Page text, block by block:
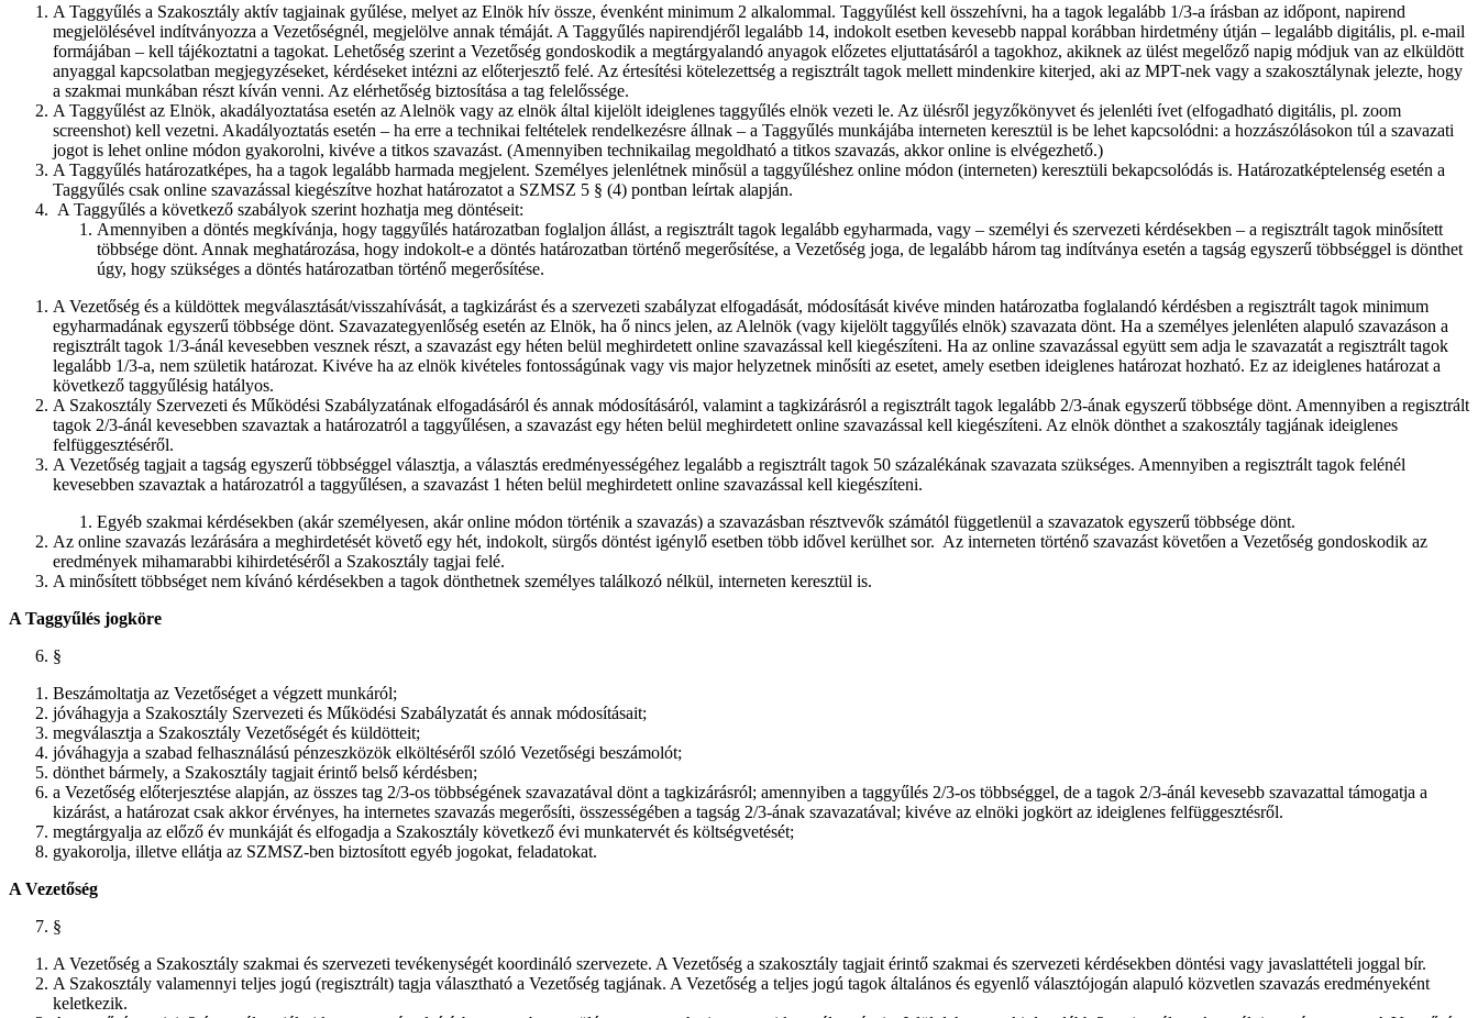
A Taggyűlés a Szakosztály aktív tagjainak gyűlése, melyet az Elnök hív össze, évenként minimum 2 alkalommal. Taggyűlést kell összehívni, ha a tagok legalább 1/3-a írásban az időpont, napirend
megjelölésével indítványozza a Vezetőségnél, megjelölve annak témáját. A Taggyűlés napirendjéről legalább 14, indokolt esetben kevesebb nappal korábban hirdetmény útján – legalább digitális, pl. e-mail
formájában – kell tájékoztatni a tagokat. Lehetőség szerint a Vezetőség gondoskodik a megtárgyalandó anyagok előzetes eljuttatásáról a tagokhoz, akiknek az ülést megelőző napig módjuk van az elküldött
anyaggal kapcsolatban megjegyzéseket, kérdéseket intézni az előterjesztő felé. Az értesítési kötelezettség a regisztrált tagok mellett mindenkire kiterjed, aki az MPT-nek vagy a szakosztálynak jelezte, hogy
a szakmai munkában részt kíván venni. Az elérhetőség biztosítása a tag felelőssége.
A Taggyűlést az Elnök, akadályoztatása esetén az Alelnök vagy az elnök által kijelölt ideiglenes taggyűlés elnök vezeti le. Az ülésről jegyzőkönyvet és jelenléti ívet (elfogadható digitális, pl. zoom
screenshot) kell vezetni. Akadályoztatás esetén – ha erre a technikai feltételek rendelkezésre állnak – a Taggyűlés munkájába interneten keresztül is be lehet kapcsolódni: a hozzászólásokon túl a szavazati
jogot is lehet online módon gyakorolni, kivéve a titkos szavazást. (Amennyiben technikailag megoldható a titkos szavazás, akkor online is elvégezhető.)
A Taggyűlés határozatképes, ha a tagok legalább harmada megjelent. Személyes jelenlétnek minősül a taggyűléshez online módon (interneten) keresztüli bekapcsolódás is. Határozatképtelenség esetén a
Taggyűlés csak online szavazással kiegészítve hozhat határozatot a SZMSZ 5 § (4) pontban leírtak alapján.
A Taggyűlés a következő szabályok szerint hozhatja meg döntéseit:
Amennyiben a döntés megkívánja, hogy taggyűlés határozatban foglaljon állást, a regisztrált tagok legalább egyharmada, vagy – személyi és szervezeti kérdésekben – a regisztrált tagok minősített
többsége dönt. Annak meghatározása, hogy indokolt-e a döntés határozatban történő megerősítése, a Vezetőség joga, de legalább három tag indítványa esetén a tagság egyszerű többséggel is dönthet
úgy, hogy szükséges a döntés határozatban történő megerősítése.
A Vezetőség és a küldöttek megválasztását/visszahívását, a tagkizárást és a szervezeti szabályzat elfogadását, módosítását kivéve minden határozatba foglalandó kérdésben a regisztrált tagok minimum
egyharmadának egyszerű többsége dönt. Szavazategyenlőség esetén az Elnök, ha ő nincs jelen, az Alelnök (vagy kijelölt taggyűlés elnök) szavazata dönt. Ha a személyes jelenléten alapuló szavazáson a
regisztrált tagok 1/3-ánál kevesebben vesznek részt, a szavazást egy héten belül meghirdetett online szavazással kell kiegészíteni. Ha az online szavazással együtt sem adja le szavazatát a regisztrált tagok
legalább 1/3-a, nem születik határozat. Kivéve ha az elnök kivételes fontosságúnak vagy vis major helyzetnek minősíti az esetet, amely esetben ideiglenes határozat hozható. Ez az ideiglenes határozat a
következő taggyűlésig hatályos.
A Szakosztály Szervezeti és Működési Szabályzatának elfogadásáról és annak módosításáról, valamint a tagkizárásról a regisztrált tagok legalább 2/3-ának egyszerű többsége dönt. Amennyiben a regisztrált
tagok 2/3-ánál kevesebben szavaztak a határozatról a taggyűlésen, a szavazást egy héten belül meghirdetett online szavazással kell kiegészíteni. Az elnök dönthet a szakosztály tagjának ideiglenes
felfüggesztéséről.
A Vezetőség tagjait a tagság egyszerű többséggel választja, a választás eredményességéhez legalább a regisztrált tagok 50 százalékának szavazata szükséges. Amennyiben a regisztrált tagok felénél
kevesebben szavaztak a határozatról a taggyűlésen, a szavazást 1 héten belül meghirdetett online szavazással kell kiegészíteni.
Egyéb szakmai kérdésekben (akár személyesen, akár online módon történik a szavazás) a szavazásban résztvevők számától függetlenül a szavazatok egyszerű többsége dönt.
Az online szavazás lezárására a meghirdetését követő egy hét, indokolt, sürgős döntést igénylő esetben több idővel kerülhet sor. Az interneten történő szavazást követően a Vezetőség gondoskodik az
eredmények mihamarabbi kihirdetéséről a Szakosztály tagjai felé.
A minősített többséget nem kívánó kérdésekben a tagok dönthetnek személyes találkozó nélkül, interneten keresztül is.
A Taggyűlés jogköre
§
Beszámoltatja az Vezetőséget a végzett munkáról;
jóváhagyja a Szakosztály Szervezeti és Működési Szabályzatát és annak módosításait;
megválasztja a Szakosztály Vezetőségét és küldötteit;
jóváhagyja a szabad felhasználású pénzeszközök elköltéséről szóló Vezetőségi beszámolót;
dönthet bármely, a Szakosztály tagjait érintő belső kérdésben;
a Vezetőség előterjesztése alapján, az összes tag 2/3-os többségének szavazatával dönt a tagkizárásról; amennyiben a taggyűlés 2/3-os többséggel, de a tagok 2/3-ánál kevesebb szavazattal támogatja a
kizárást, a határozat csak akkor érvényes, ha internetes szavazás megerősíti, összességében a tagság 2/3-ának szavazatával; kivéve az elnöki jogkört az ideiglenes felfüggesztésről.
megtárgyalja az előző év munkáját és elfogadja a Szakosztály következő évi munkatervét és költségvetését;
gyakorolja, illetve ellátja az SZMSZ-ben biztosított egyéb jogokat, feladatokat.
A Vezetőség
§
A Vezetőség a Szakosztály szakmai és szervezeti tevékenységét koordináló szervezete. A Vezetőség a szakosztály tagjait érintő szakmai és szervezeti kérdésekben döntési vagy javaslattételi joggal bír.
A Szakosztály valamennyi teljes jogú (regisztrált) tagja választható a Vezetőség tagjának. A Vezetőség a teljes jogú tagok általános és egyenlő választójogán alapuló közvetlen szavazás eredményeként
keletkezik.